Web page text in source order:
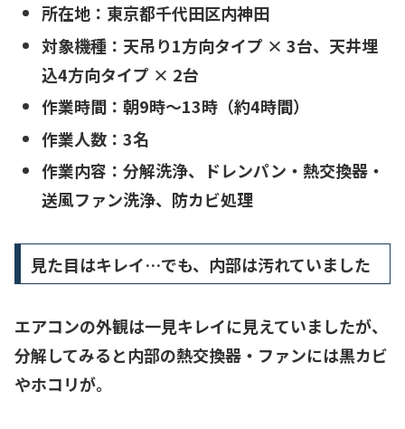
所在地：東京都千代田区内神田
対象機種：天吊り1方向タイプ × 3台、天井埋
込4方向タイプ × 2台
作業時間：朝9時〜13時（約4時間）
作業人数：3名
作業内容：分解洗浄、ドレンパン・熱交換器・
送風ファン洗浄、防カビ処理
見た目はキレイ…でも、内部は汚れていました
エアコンの外観は一見キレイに見えていましたが、
分解してみると内部の熱交換器・ファンには黒カビ
やホコリが。